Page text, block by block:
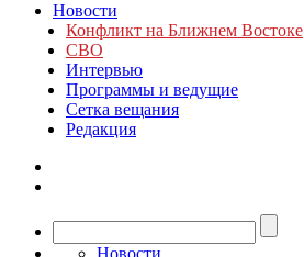
Новости
Конфликт на Ближнем Востоке
СВО
Интервью
Программы и ведущие
Сетка вещания
Редакция
Новости